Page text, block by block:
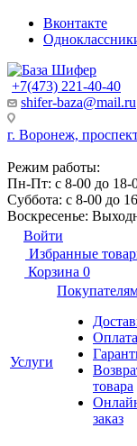
Вконтакте
+7(473) 221-40-40
shifer-baza@mail.ru
г. Воронеж,
Режим работы:
Пн-Пт: с 8-00 до 18-
Суббота: с 8-00 до
Воскресенье:
Войти
Избранные
Корзина 0
Услуги
Оплата
товара
заказ